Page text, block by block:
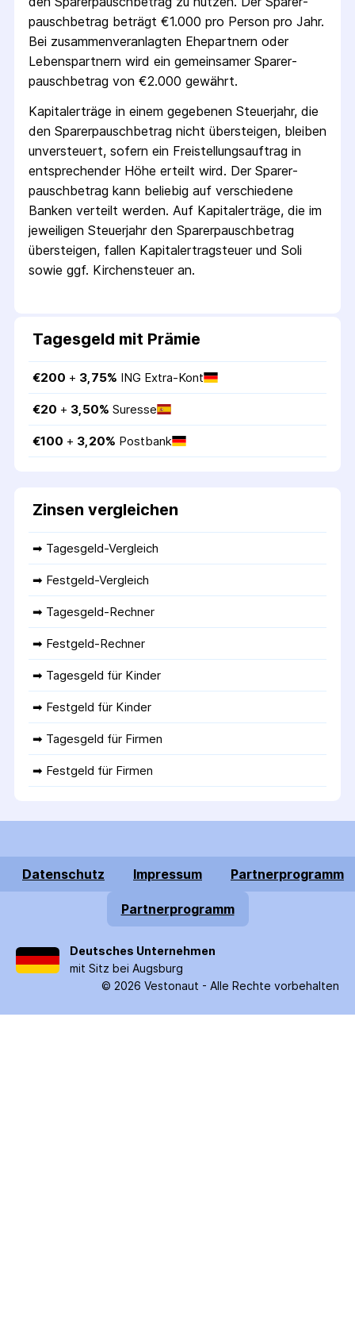
pausch­betrag beträgt €1.000 pro Person pro Jahr.
Bei zusammenveranlagten Ehepartnern oder
Lebenspartnern wird ein gemeinsamer Sparer­
pausch­betrag von €2.000 gewährt.
Kapitalerträge in einem gegebenen Steuerjahr, die
den Sparer­pausch­betrag nicht übersteigen, bleiben
unversteuert, sofern ein Freistellungs­auftrag in
entsprechender Höhe erteilt wird. Der Sparer­
pausch­betrag kann beliebig auf verschiedene
Banken verteilt werden. Auf Kapitalerträge, die im
jeweiligen Steuerjahr den Sparer­pausch­betrag
übersteigen, fallen Kapital­ertrag­steuer und Soli
sowie ggf. Kirchensteuer an.
Tagesgeld mit Prämie
€200 + 3,75% ING Extra-Kont
€20 + 3,50% Suresse
€100 + 3,20% Postbank
Zinsen vergleichen
➡ Tagesgeld-Vergleich
➡ Festgeld-Vergleich
➡ Tagesgeld-Rechner
➡ Festgeld-Rechner
➡ Tagesgeld für Kinder
➡ Festgeld für Kinder
➡ Tagesgeld für Firmen
➡ Festgeld für Firmen
Datenschutz Impressum Partnerprogramm
Partnerprogramm
Deutsches Unternehmen
mit Sitz bei Augsburg
© 2026 Vestonaut - Alle Rechte vorbehalten